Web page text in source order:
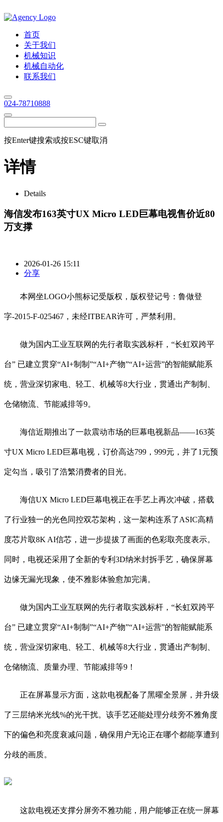
首页
关于我们
机械知识
机械自动化
联系我们
024-78710888
按Enter键搜索或按ESC键取消
详情
Details
海信发布163英寸UX Micro LED巨幕电视售价近80
万支撑
2026-01-26 15:11
分享
本网坐LOGO小熊标记受版权，版权登记号：鲁做登
字-2015-F-025467，未经ITBEAR许可，严禁利用。
做为国内工业互联网的先行者取实践标杆，“长虹双跨平
台” 已建立贯穿“AI+制制”“AI+产物”“AI+运营”的智能赋能系
统，营业深切家电、轻工、机械等8大行业，贯通出产制制、
仓储物流、节能减排等9。
海信近期推出了一款震动市场的巨幕电视新品——163英
寸UX Micro LED巨幕电视，订价高达799，999元，并了1元预
定勾当，吸引了浩繁消费者的目光。
海信UX Micro LED巨幕电视正在手艺上再次冲破，搭载
了行业独一的光色同控双芯架构，这一架构连系了ASIC高精
度芯片取8K AI信芯，进一步提拔了画面的色彩取亮度表示。
同时，电视还采用了全新的专利3D纳米封拆手艺，确保屏幕
边缘无漏光现象，使不雅影体验愈加完满。
做为国内工业互联网的先行者取实践标杆，“长虹双跨平
台” 已建立贯穿“AI+制制”“AI+产物”“AI+运营”的智能赋能系
统，营业深切家电、轻工、机械等8大行业，贯通出产制制、
仓储物流、质量办理、节能减排等9！
正在屏幕显示方面，这款电视配备了黑曜全景屏，并升级
了三层纳米光线%的光干扰。该手艺还能处理分歧旁不雅角度
下的偏色和亮度衰减问题，确保用户无论正在哪个都能享遭到
分歧的画质。
这款电视还支撑分屏旁不雅功能，用户能够正在统一屏幕